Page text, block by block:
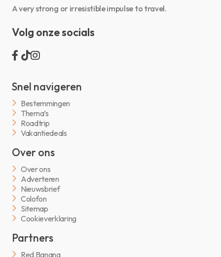
A very strong or irresistible impulse to travel.
Volg onze socials
Snel navigeren
Bestemmingen
Thema’s
Roadtrip
Vakantiedeals
Over ons
Over ons
Adverteren
Nieuwsbrief
Colofon
Sitemap
Cookieverklaring
Partners
Red Banana